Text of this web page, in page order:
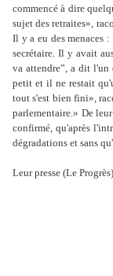
commencé à dire
sujet des retraites»,
Il y a eu des menaces
secrétaire. Il y avait
va attendre”, a dit l'un
petit et il ne restait
tout s'est bien fini»,
parlementaire.» De
confirmé, qu'après
dégradations et sans
Leur presse (Le